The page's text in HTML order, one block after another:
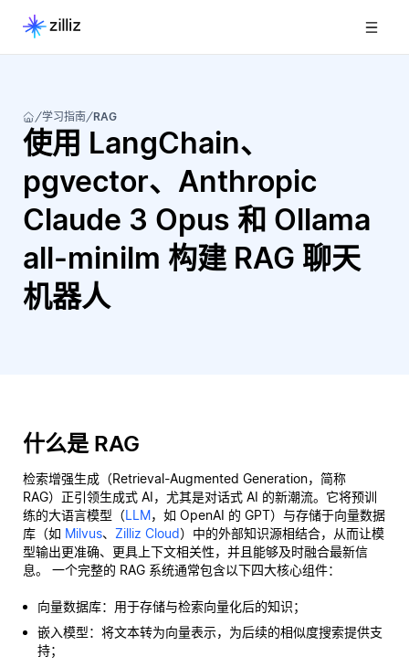
学习指南 RAG
使用 LangChain、
pgvector、Anthropic
Claude 3 Opus 和 Ollama
all-minilm 构建 RAG 聊天
机器人
什么是 RAG
检索增强生成（Retrieval-Augmented Generation，简称
RAG）正引领生成式 AI，尤其是对话式 AI 的新潮流。它将预训
练的大语言模型（LLM，如 OpenAI 的 GPT）与存储于向量数据
库（如 Milvus、 Zilliz Cloud）中的外部知识源相结合，从而让模
型输出更准确、更具上下文相关性，并且能够及时融合最新信
息。 一个完整的 RAG 系统通常包含以下四大核心组件：
向量数据库：用于存储与检索向量化后的知识；
嵌入模型：将文本转为向量表示，为后续的相似度搜索提供支
持；